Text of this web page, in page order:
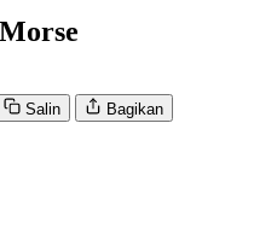
Salin Bagikan